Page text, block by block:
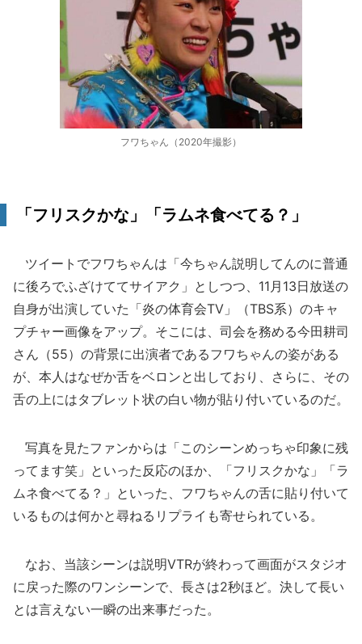
フワちゃん（2020年撮影）
「フリスクかな」「ラムネ食べてる？」
ツイートでフワちゃんは「今ちゃん説明してんのに普通
に後ろでふざけててサイアク」としつつ、11月13日放送の
自身が出演していた「炎の体育会TV」（TBS系）のキャ
プチャー画像をアップ。そこには、司会を務める今田耕司
さん（55）の背景に出演者であるフワちゃんの姿がある
が、本人はなぜか舌をベロンと出しており、さらに、その
舌の上にはタブレット状の白い物が貼り付いているのだ。
写真を見たファンからは「このシーンめっちゃ印象に残
ってます笑」といった反応のほか、「フリスクかな」「ラ
ムネ食べてる？」といった、フワちゃんの舌に貼り付いて
いるものは何かと尋ねるリプライも寄せられている。
なお、当該シーンは説明VTRが終わって画面がスタジオ
に戻った際のワンシーンで、長さは2秒ほど。決して長い
とは言えない一瞬の出来事だった。